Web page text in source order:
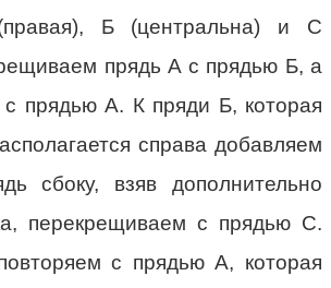
Б (центральна) и С
прядь А с прядью Б, а
прядью А. К пряди Б, которая
справа добавляем
сбоку, взяв дополнительно
перекрещиваем с прядью С.
с прядью А, которая